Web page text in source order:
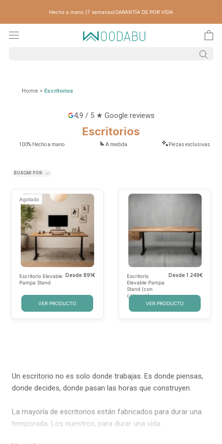
Hecho a mano (7 semanas)GARANTÍA DE POR VIDA
Home > Escritorios
4,9 / 5 ★ Google reviews
Escritorios
100% Hecho a mano A medida Piezas exclusivas
BUSCAR POR:
Agotado
Escritorio Elevable
Pampa Stand
Desde 891€
VER PRODUCTO
Escritorio
Elevable Pampa
Stand (con
cajonera)
Desde 1.249€
VER PRODUCTO
Un escritorio no es solo donde trabajas. Es donde piensas,
donde decides, donde pasan las horas que construyen.
La mayoría de escritorios están fabricados para durar una
temporada. Los nuestros, para durar una vida.